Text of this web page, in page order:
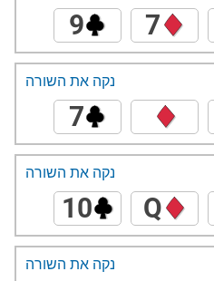
7
9
7
נקה את השורה
Q
10
נקה את השורה
נקה את השורה